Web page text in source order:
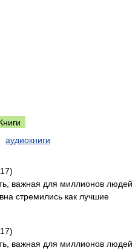
аудиокниги
важная для миллионов людей
стремились как лучшие
важная для миллионов людей